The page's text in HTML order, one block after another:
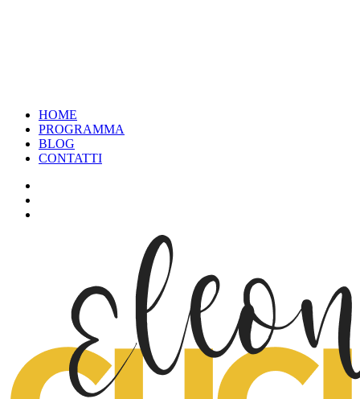
HOME
PROGRAMMA
BLOG
CONTATTI